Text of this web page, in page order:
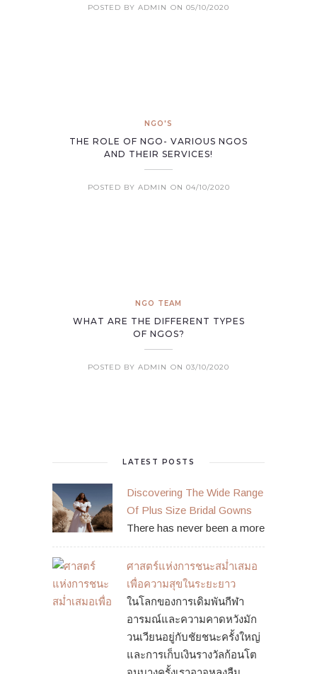
POSTED BY ADMIN ON 05/10/2020
NGO'S
THE ROLE OF NGO- VARIOUS NGOS
AND THEIR SERVICES!
POSTED BY ADMIN ON 04/10/2020
NGO TEAM
WHAT ARE THE DIFFERENT TYPES
OF NGOS?
POSTED BY ADMIN ON 03/10/2020
LATEST POSTS
Discovering The Wide Range
Of Plus Size Bridal Gowns
There has never been a more
ศาสตร์แห่งการชนะสม่ำเสมอ
เพื่อความสุขในระยะยาว
ในโลกของการเดิมพันกีฬา
อารมณ์และความคาดหวังมัก
วนเวียนอยู่กับชัยชนะครั้งใหญ่
และการเก็บเงินรางวัลก้อนโต